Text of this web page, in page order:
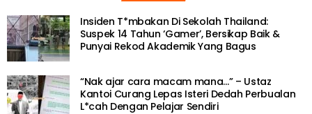
Insiden T*mbakan Di Sekolah Thailand:
Suspek 14 Tahun ‘Gamer’, Bersikap Baik &
Punyai Rekod Akademik Yang Bagus
“Nak ajar cara macam mana…” – Ustaz
Kantoi Curang Lepas Isteri Dedah Perbualan
L*cah Dengan Pelajar Sendiri